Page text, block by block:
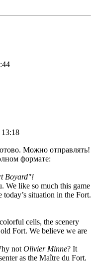
Можно отправлять!
формате:
Boyard"!
We like so much this game
situation in the Fort.
cells, the scenery
Fort. We believe we are
not Olivier Minne? It
as the Maître du Fort.